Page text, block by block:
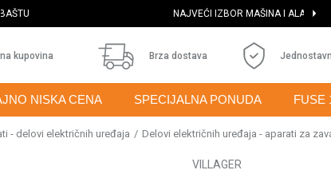
NAJVEĆI IZBOR MAŠINA I ALATA
kupovina Brza dostava
NISKA CENA SPECIJALNA PONUDA FUSE
- delovi električnih uređaja Delovi električnih uređaja - aparati za
VILLAGER